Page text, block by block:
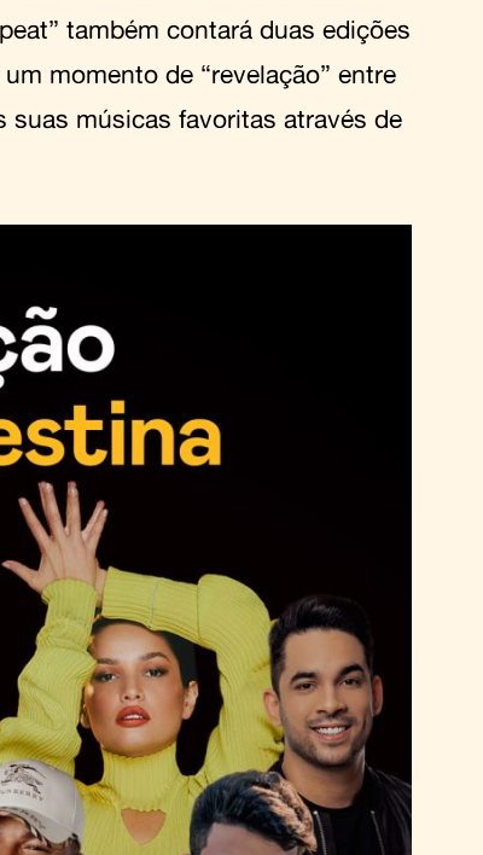
também contará duas edições
momento de “revelação” entre
músicas favoritas através de